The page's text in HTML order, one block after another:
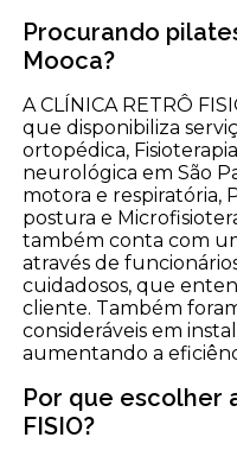
Procurando
Mooca?
A CLÍNICA RETRÔ
que disponibiliza
ortopédica,
neurológica em São
motora e respiratória,
postura e
também conta com
através de
cuidadosos, que
cliente. Também
consideráveis em
aumentando a
Por que escolher
FISIO?